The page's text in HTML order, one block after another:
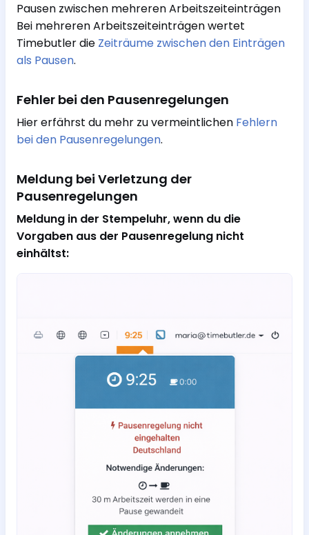
Pausen zwischen mehreren Arbeitszeiteinträgen
Bei mehreren Arbeitszeiteinträgen wertet
Timebutler die Zeiträume zwischen den Einträgen
als Pausen.
Fehler bei den Pausenregelungen
Hier erfährst du mehr zu vermeintlichen Fehlern
bei den Pausenregelungen.
Meldung bei Verletzung der
Pausenregelungen
Meldung in der Stempeluhr, wenn du die
Vorgaben aus der Pausenregelung nicht
einhältst: